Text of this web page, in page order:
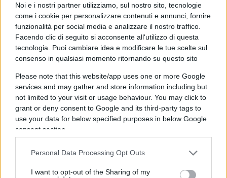
Noi e i nostri partner utilizziamo, sul nostro sito, tecnologie
come i cookie per personalizzare contenuti e annunci, fornire
funzionalità per social media e analizzare il nostro traffico.
Facendo clic di seguito si acconsente all'utilizzo di questa
tecnologia. Puoi cambiare idea e modificare le tue scelte sul
consenso in qualsiasi momento ritornando su questo sito
Please note that this website/app uses one or more Google
services and may gather and store information including but
not limited to your visit or usage behaviour. You may click to
grant or deny consent to Google and its third-party tags to
use your data for below specified purposes in below Google
consent section.
Personal Data Processing Opt Outs
I want to opt-out of the Sharing of my
l’Information Technology, l’ autorità deputata allo
sviluppo industriale della megalopoli cinese.
Inoltre, la municipalità locale non ha rilasciato
nessuna dichiarazione sul perché solo queste
specifiche compagnie potranno riprendere le
attività.
Probabilmente perché nel registro delle imprese
di Shanghai (in cui sono incluse più di 50.000 tra
imprese e ditte nazionali e multinazionali), figura l’